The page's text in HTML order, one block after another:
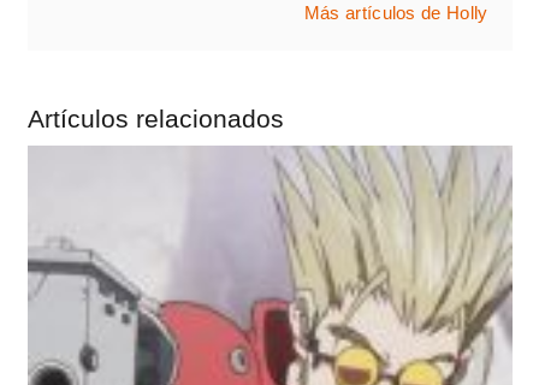
Más artículos de Holly
Artículos relacionados